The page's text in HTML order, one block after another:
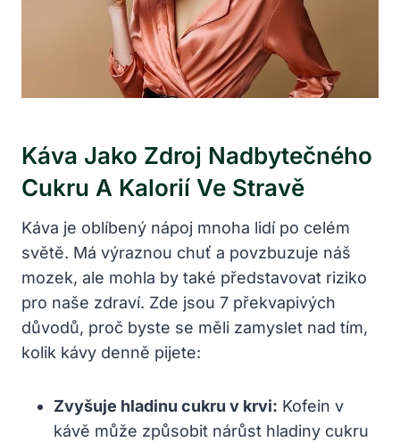
Káva Jako Zdroj Nadbytečného
Cukru A Kalorií Ve Stravě
Káva je oblíbený nápoj mnoha lidí po celém
světě. Má výraznou chuť a povzbuzuje náš
mozek, ale mohla by také představovat riziko
pro naše zdraví. Zde jsou 7 překvapivých
důvodů, proč byste se měli zamyslet nad tím,
kolik kávy denně pijete:
Zvyšuje hladinu cukru v krvi: Kofein v
kávě může způsobit nárůst hladiny cukru